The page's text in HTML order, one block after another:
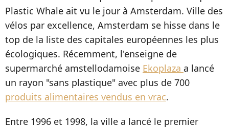
Plastic Whale ait vu le jour à Amsterdam. Ville des
vélos par excellence, Amsterdam se hisse dans le
top de la liste des capitales européennes les plus
écologiques. Récemment, l'enseigne de
supermarché amstellodamoise Ekoplaza a lancé
un rayon "sans plastique" avec plus de 700
produits alimentaires vendus en vrac.
Entre 1996 et 1998, la ville a lancé le premier